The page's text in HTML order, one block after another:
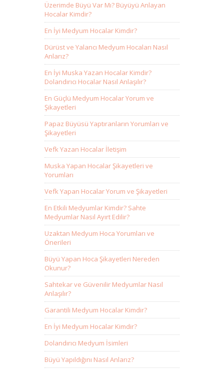
Üzerimde Büyü Var Mı? Büyüyü Anlayan
Hocalar Kimdir?
En İyi Medyum Hocalar Kimdir?
Dürüst ve Yalancı Medyum Hocaları Nasıl
Anlarız?
En İyi Muska Yazan Hocalar Kimdir?
Dolandırıcı Hocalar Nasıl Anlaşılır?
En Güçlü Medyum Hocalar Yorum ve
Şikayetleri
Papaz Büyüsü Yaptıranların Yorumları ve
Şikayetleri
Vefk Yazan Hocalar İletişim
Muska Yapan Hocalar Şikayetleri ve
Yorumları
Vefk Yapan Hocalar Yorum ve Şikayetleri
En Etkili Medyumlar Kimdir? Sahte
Medyumlar Nasıl Ayırt Edilir?
Uzaktan Medyum Hoca Yorumları ve
Önerileri
Büyü Yapan Hoca Şikayetleri Nereden
Okunur?
Sahtekar ve Güvenilir Medyumlar Nasıl
Anlaşılır?
Garantili Medyum Hocalar Kimdir?
En İyi Medyum Hocalar Kimdir?
Dolandırıcı Medyum İsimleri
Büyü Yapıldığını Nasıl Anlarız?